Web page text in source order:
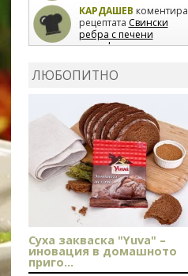
КАРДАШЕВ коментира
рецептата Свински
ребра с печени
картофи
лимон
коментира рецептата
Киноа със зеленчуци
ЛЮБОПИТНО
Суха закваска "Yuva" –
иновация в домашното
приго...